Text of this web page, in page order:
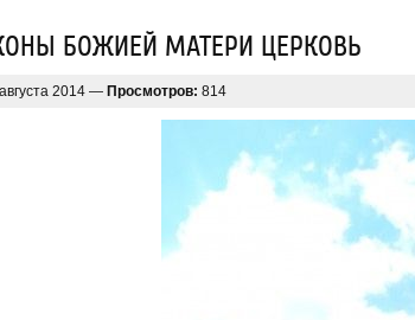
БОЖИЕЙ МАТЕРИ ЦЕРКОВЬ
2014 — Просмотров: 814